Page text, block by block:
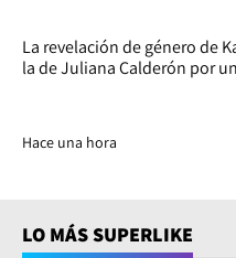
La revelación de género de
la de Juliana Calderón por
Hace una hora
LO MÁS SUPERLIKE